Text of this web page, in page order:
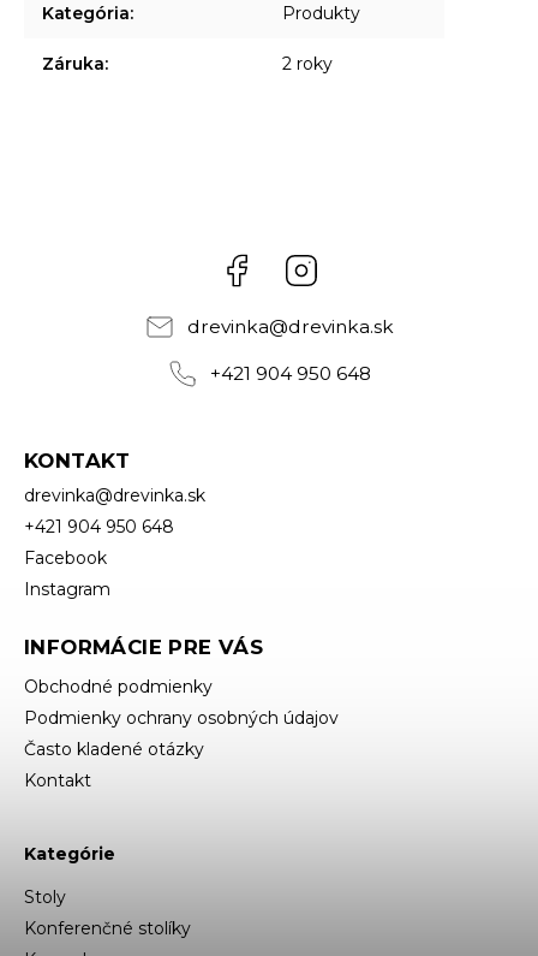
Kategória: Produkty
Záruka: 2 roky
Facebook
drevinka@drevinka.sk
+421 904 950 648
KONTAKT
drevinka@drevinka.sk
+421 904 950 648
Facebook
Instagram
INFORMÁCIE PRE VÁS
Obchodné podmienky
Podmienky ochrany osobných údajov
Často kladené otázky
Kontakt
Kategórie
Stoly
Konferenčné stolíky